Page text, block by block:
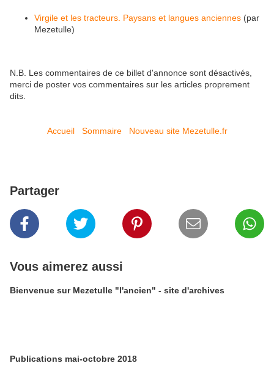
Virgile et les tracteurs. Paysans et langues anciennes (par
Mezetulle)
N.B. Les commentaires de ce billet d'annonce sont désactivés,
merci de poster vos commentaires sur les articles proprement
dits.
Accueil Sommaire Nouveau site Mezetulle.fr
Partager
Vous aimerez aussi
Bienvenue sur Mezetulle "l'ancien" - site d'archives
Publications mai-octobre 2018